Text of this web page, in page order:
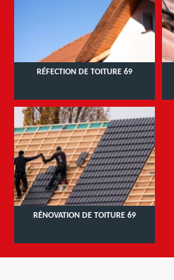
RÉFECTION DE TOITURE 69
RÉNOVATION DE TOITURE 69